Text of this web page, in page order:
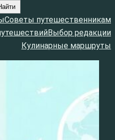
Советы путешественникам
Выбор редакции
Кулинарные маршруты